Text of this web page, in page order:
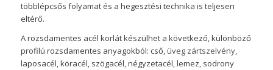
többlépcsős folyamat és a hegesztési technika is teljesen
eltérő.
A rozsdamentes acél korlát készülhet a következő, különböző
profilú rozsdamentes anyagokból: cső, üveg zártszelvény,
laposacél, köracél, szögacél, négyzetacél, lemez, sodrony